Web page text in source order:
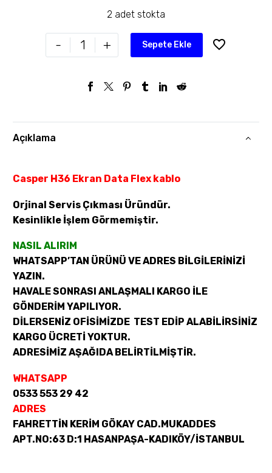
2 adet stokta
- + Sepete Ekle
Açıklama
Casper H36 Ekran Data Flex kablo
Orjinal Servis Çıkması Üründür.
Kesinlikle İşlem Görmemiştir.
NASIL ALIRIM
WHATSAPP’TAN ÜRÜNÜ VE ADRES BİLGİLERİNİZİ
YAZIN.
HAVALE SONRASI ANLAŞMALI KARGO İLE
GÖNDERİM YAPILIYOR.
DİLERSENİZ OFİSİMİZDE TEST EDİP ALABİLİRSİNİZ
KARGO ÜCRETİ YOKTUR.
ADRESİMİZ AŞAĞIDA BELİRTİLMİŞTİR.
WHATSAPP
0533 553 29 42
ADRES
FAHRETTİN KERİM GÖKAY CAD.MUKADDES
APT.NO:63 D:1 HASANPAŞA-KADIKÖY/İSTANBUL